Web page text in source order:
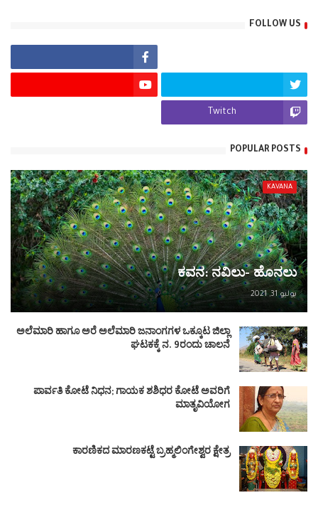
FOLLOW US
Twitch
POPULAR POSTS
KAVANA
ಕವನ: ನವಿಲು- ಹೊನಲು
يوليو 31, 2021
ಅಲೆಮಾರಿ ಹಾಗೂ ಅರೆ ಅಲೆಮಾರಿ ಜನಾಂಗಗಳ ಒಕ್ಕೂಟ ಜಿಲ್ಲಾ
ಘಟಕಕ್ಕೆ ನ. 9ರಂದು ಚಾಲನೆ
ಪಾರ್ವತಿ ಕೋಟೆ ನಿಧನ; ಗಾಯಕ ಶಶಿಧರ ಕೋಟೆ ಅವರಿಗೆ
ಮಾತೃವಿಯೋಗ
ಕಾರಣಿಕದ ಮಾರಣಕಟ್ಟೆ ಬ್ರಹ್ಮಲಿಂಗೇಶ್ವರ ಕ್ಷೇತ್ರ